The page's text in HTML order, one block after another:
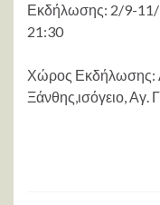
Εκδήλωσης: 2/9-11/
21:30
Χώρος Εκδήλωσης:
Ξάνθης,ισόγειο, Αγ.